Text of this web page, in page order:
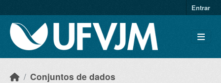
Entrar
Conjuntos de dados